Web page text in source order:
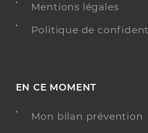
Mentions légales
Politique de
EN CE MOMENT
Mon bilan prévention